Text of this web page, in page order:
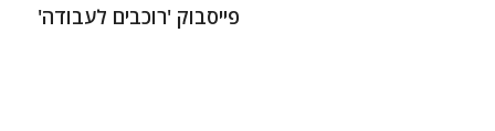
פייסבוק 'רוכבים לעבודה'